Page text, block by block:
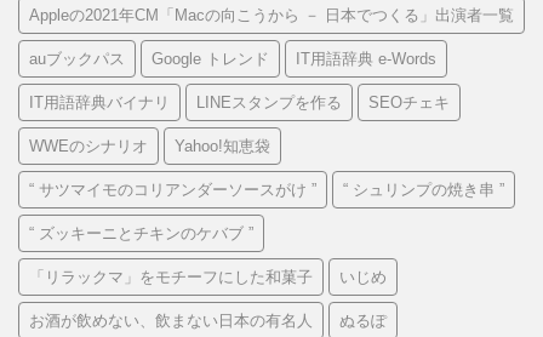
Appleの2021年CM「Macの向こうから － 日本でつくる」出演者一覧
auブックパス Google トレンド IT用語辞典 e-Words
IT用語辞典バイナリ LINEスタンプを作る SEOチェキ
WWEのシナリオ Yahoo!知恵袋
“ サツマイモのコリアンダーソースがけ ” “ シュリンプの焼き串 ”
“ ズッキーニとチキンのケバブ ”
「リラックマ」をモチーフにした和菓子 いじめ
お酒が飲めない、飲まない日本の有名人 ぬるぽ